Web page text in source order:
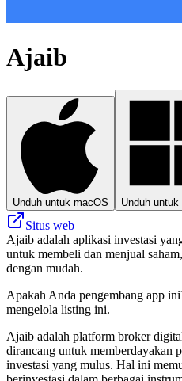
Ajaib
Unduh untuk macOS Unduh untuk
Situs web
Ajaib adalah aplikasi investasi
untuk membeli dan menjual
dengan mudah.
Apakah Anda pengembang app
mengelola listing ini.
Ajaib adalah platform broker
dirancang untuk memberdayakan
investasi yang mulus. Hal ini